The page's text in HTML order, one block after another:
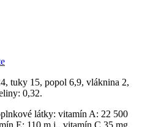
tuky 15, popol 6,9, vláknina 2,
0,32.
látky: vitamín A: 22 500